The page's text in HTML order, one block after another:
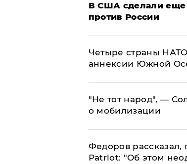
В США сделали еще
против России
Четыре страны
аннексии Южной
​"Не тот народ", —
о мобилизации
Федоров рассказал,
Patriot: "Об этом